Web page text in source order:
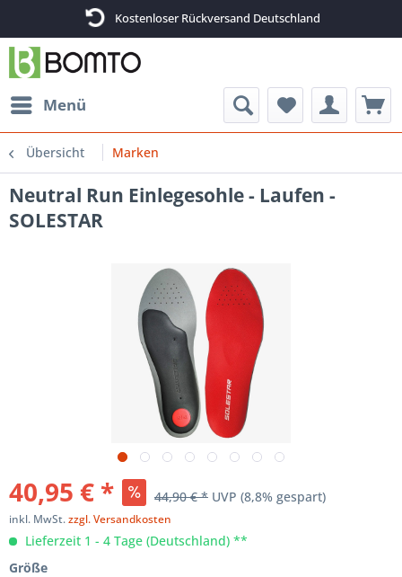
Kostenloser Rückversand Deutschland
Menü
Übersicht Marken
Neutral Run Einlegesohle - Laufen -
SOLESTAR
40,95 € * 44,90 € * UVP (8,8% gespart)
inkl. MwSt.zzgl. Versandkosten
Lieferzeit 1 - 4 Tage (Deutschland) **
Größe